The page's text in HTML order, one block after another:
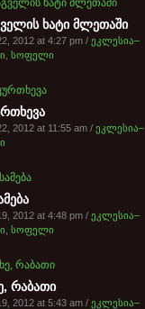
ხატი მლეთაში
2012 at 4:27 pm / ეკლესია–
სოფელი
2012 at 11:55 am / ეკლესია–
2012 at 4:48 pm / ეკლესია–
სოფელი
რაბათი
2012 at 5:43 am / ეკლესია–